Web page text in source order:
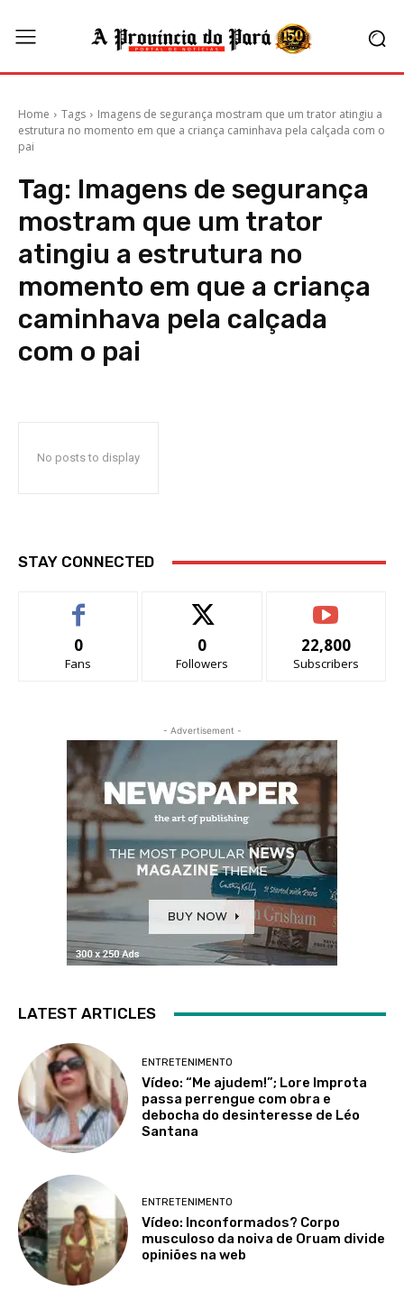
Home Tags
Imagens de segurança mostram que um trator atingiu a
estrutura no momento em que a criança caminhava pela calçada com o
pai
Tag: Imagens de segurança
mostram que um trator
atingiu a estrutura no
momento em que a criança
caminhava pela calçada
com o pai
No posts to display
STAY CONNECTED
0
Fans
0
Followers
22,800
Subscribers
- Advertisement -
LATEST ARTICLES
ENTRETENIMENTO
Vídeo: “Me ajudem!”; Lore Improta
passa perrengue com obra e
debocha do desinteresse de Léo
Santana
ENTRETENIMENTO
Vídeo: Inconformados? Corpo
musculoso da noiva de Oruam divide
opiniões na web